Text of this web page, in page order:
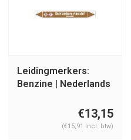
Leidingmerkers:
Benzine | Nederlands
€13,15
(€15,91 Incl. btw)